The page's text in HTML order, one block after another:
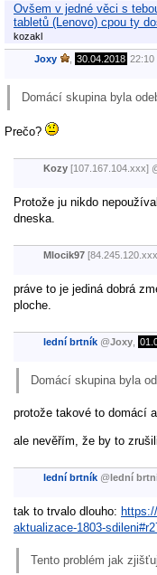
Ovšem v jedné věci s
tabletů (Lenovo) cpou ty
kozakl
Joxy 30.04.2018 22:10
Domácí skupina byla
Prečo?
Kozy [107.167.104.xxx]
Protože ju nikdo
dneska.
Mlocik97
práve to je jediná dobrá
ploche.
lední brtník @Joxy
Domácí skupina byla
protože takové to domácí
ale nevěřím, že by to
lední brtník @lední
tak to trvalo dlouho:
aktualizace-1803-
Tento problém jak